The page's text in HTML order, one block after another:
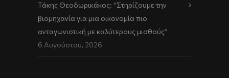
Τάκης Θεοδωρικάκος: “Στηρίζουμε την
βιομηχανία για μια οικονομία πιο
ανταγωνιστική με καλύτερους μισθούς”
6 Αυγούστου, 2026